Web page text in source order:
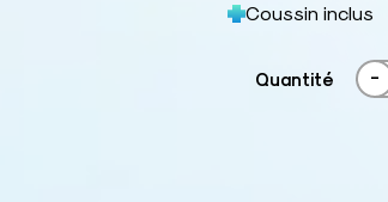
Coussin inclus
Quantité -